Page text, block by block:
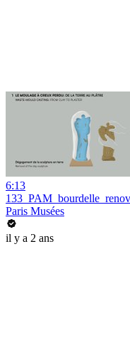
6:13
Paris Musées
il y a 2 ans